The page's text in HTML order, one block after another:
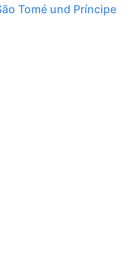
Tomé und Príncipe